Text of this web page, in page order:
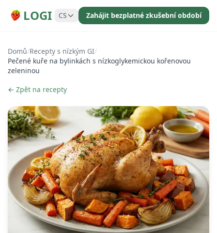
LOGI CS Zahájit bezplatné zkušební období
Domů/Recepty s nízkým GI/
Pečené kuře na bylinkách s nízkoglykemickou kořenovou
zeleninou
← Zpět na recepty